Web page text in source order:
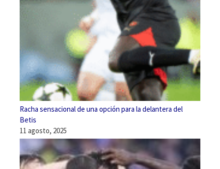
Racha sensacional de una opción para la delantera del
Betis
11 agosto, 2025